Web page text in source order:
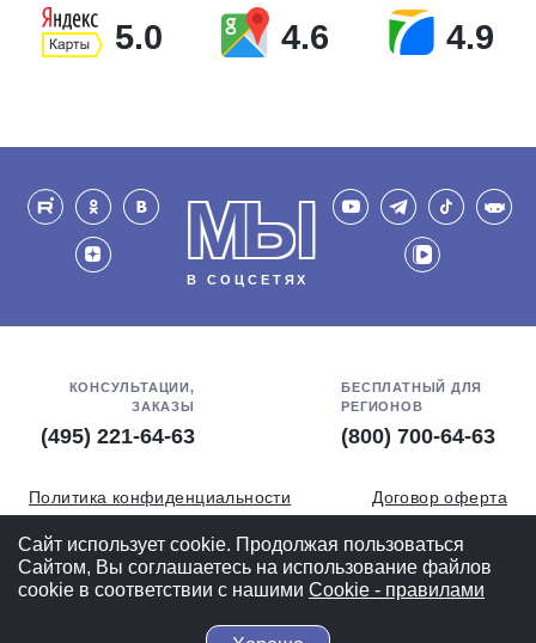
5.0 4.6 4.9
МЫ
В СОЦСЕТЯХ
КОНСУЛЬТАЦИИ,
ЗАКАЗЫ
(495) 221-64-63
БЕСПЛАТНЫЙ ДЛЯ
РЕГИОНОВ
(800) 700-64-63
Политика конфиденциальности
Договор оферта
Обработка персональных данных
СОУТ
Полная версия
Сайт использует cookie. Продолжая пользоваться
Сайтом, Вы соглашаетесь на использование файлов
cookie в соответствии с нашими Cookiе - правилами